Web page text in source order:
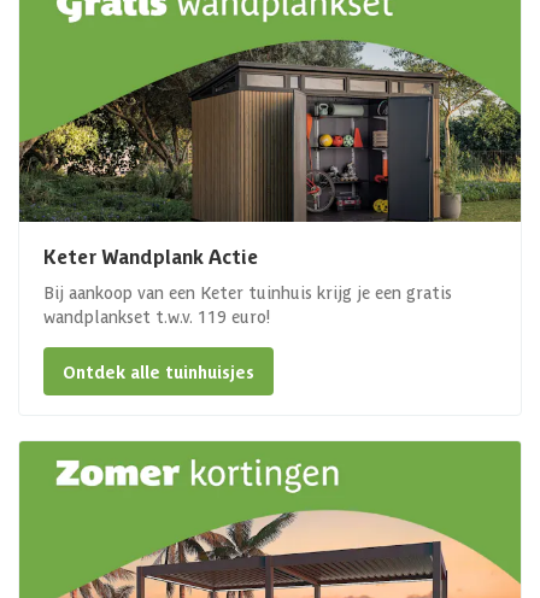
Keter Wandplank Actie
Bij aankoop van een Keter tuinhuis krijg je een gratis
wandplankset t.w.v. 119 euro!
Ontdek alle tuinhuisjes